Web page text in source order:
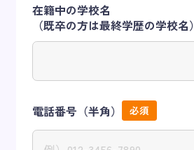
在籍中の学校名
（既卒の方は最終学歴の学校名）
電話番号（半角）